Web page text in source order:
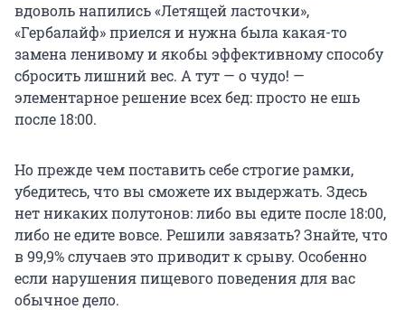
вдоволь напились «Летящей ласточки»,
«Гербалайф» приелся и нужна была какая-то
замена ленивому и якобы эффективному способу
сбросить лишний вес. А тут — о чудо! —
элементарное решение всех бед: просто не ешь
после 18:00.
Но прежде чем поставить себе строгие рамки,
убедитесь, что вы сможете их выдержать. Здесь
нет никаких полутонов: либо вы едите после 18:00,
либо не едите вовсе. Решили завязать? Знайте, что
в 99,9% случаев это приводит к срыву. Особенно
если нарушения пищевого поведения для вас
обычное дело.